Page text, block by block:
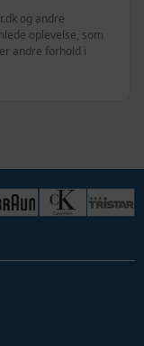
og andre
oplevelse, som
andre forhold i